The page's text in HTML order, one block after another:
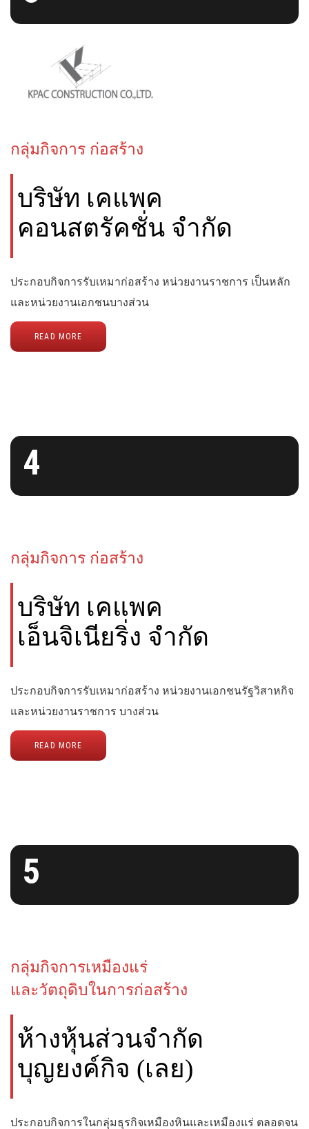
กลุ่มกิจการ ก่อสร้าง
บริษัท เคแพค
คอนสตรัคชั่น จำกัด
ประกอบกิจการรับเหมาก่อสร้าง หน่วยงานราชการ เป็นหลัก
และหน่วยงานเอกชนบางส่วน
READ MORE
4
กลุ่มกิจการ ก่อสร้าง
บริษัท เคแพค
เอ็นจิเนียริ่ง จำกัด
ประกอบกิจการรับเหมาก่อสร้าง หน่วยงานเอกชนรัฐวิสาหกิจ
และหน่วยงานราชการ บางส่วน
READ MORE
5
กลุ่มกิจการเหมืองแร่
และวัตถุดิบในการก่อสร้าง
ห้างหุ้นส่วนจำกัด
บุญยงค์กิจ (เลย)
ประกอบกิจการในกลุ่มธุรกิจเหมืองหินและเหมืองแร่ ตลอดจน